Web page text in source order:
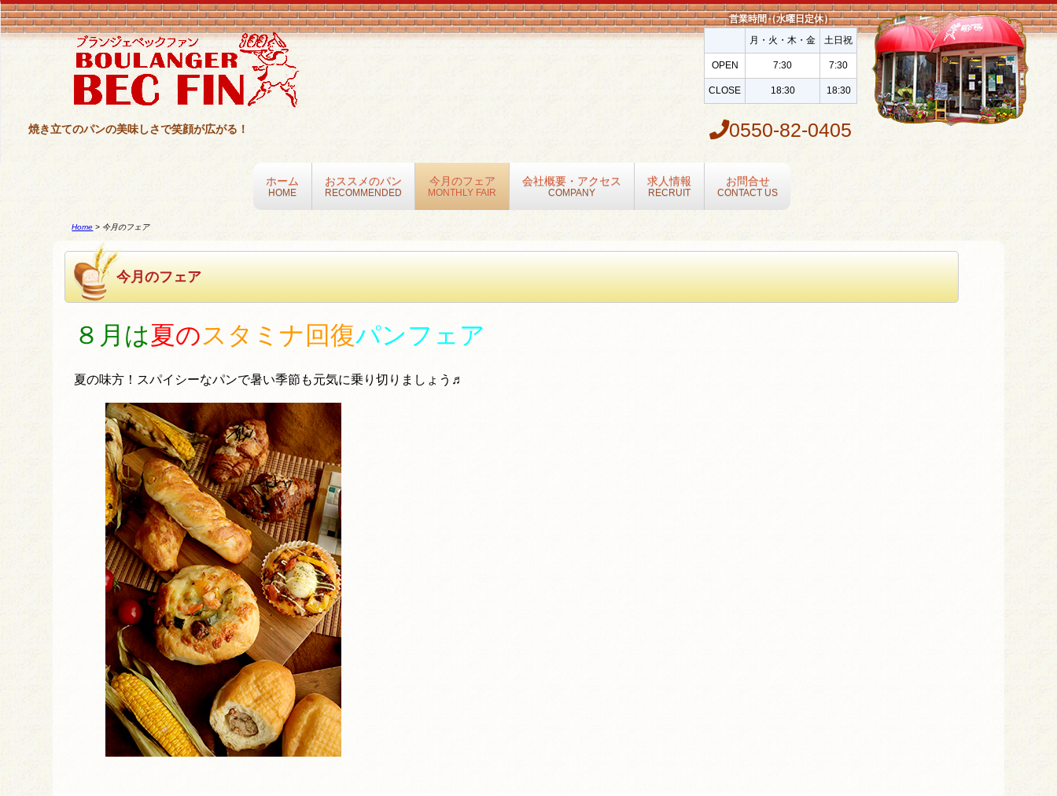
焼き立てのパンの美味しさで笑顔が広がる！
営業時間（水曜日定休）
月・火・木・金 土日祝
OPEN 7:30 7:30
CLOSE 18:30 18:30
0550-82-0405
ホーム
HOME
おススメのパン
RECOMMENDED
今月のフェア
MONTHLY FAIR
会社概要・アクセス
COMPANY
求人情報
RECRUIT
お問合せ
CONTACT US
Home > 今月のフェア
今月のフェア
８月は夏のスタミナ回復パンフェア
夏の味方！スパイシーなパンで暑い季節も元気に乗り切りましょう♬